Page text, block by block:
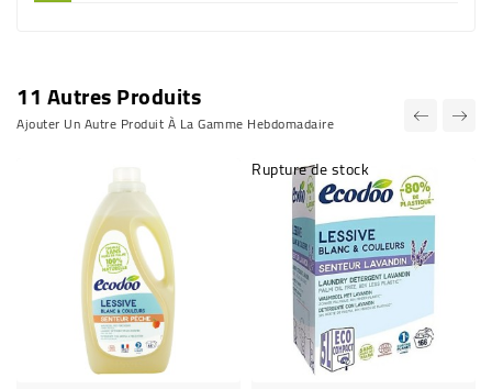
11 Autres Produits
Ajouter Un Autre Produit À La Gamme Hebdomadaire
Rupture de stock